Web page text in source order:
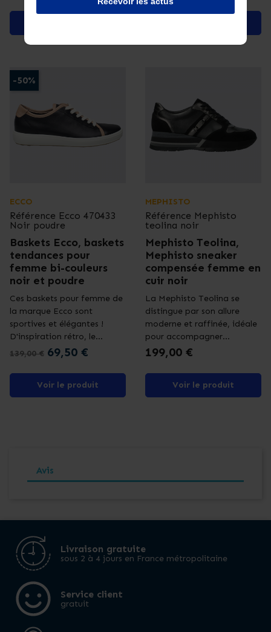
ECCO
Référence Ecco 470433
Noir poudre
Baskets Ecco, baskets
tendances pour
femme bi-couleurs
noir et poudre
Ces baskets pour femme de
la marque Ecco sont
sportives et élégantes !
D'inspiration rétro, le...
Prix de base
139,00 € Prix
69,50 €
Voir le produit
-50%
MEPHISTO
Référence Mephisto
teolina noir
Mephisto Teolina,
Mephisto sneaker
compensée femme en
cuir noir
La Mephisto Teolina se
distingue par son allure
moderne et raffinée, idéale
pour accompagner...
Prix
199,00 €
Voir le produit
Avis
Livraison gratuite
sous 2 à 4 jours en France métropolitaine
Service client
gratuit